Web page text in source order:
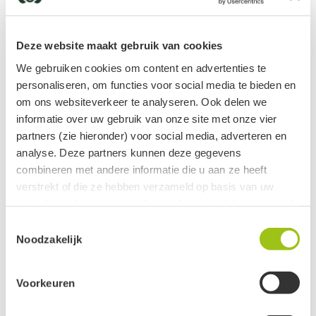
Deze website maakt gebruik van cookies
We gebruiken cookies om content en advertenties te
personaliseren, om functies voor social media te bieden en
om ons websiteverkeer te analyseren. Ook delen we
informatie over uw gebruik van onze site met onze vier
partners (zie hieronder) voor social media, adverteren en
analyse. Deze partners kunnen deze gegevens
combineren met andere informatie die u aan ze heeft
verstrekt of die ze hebben verzameld op basis van uw
Clerk
Noodzakelijk
Voorkeuren
8,95
vanaf
vanaf